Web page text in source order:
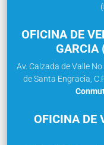
OFICINA DE
GARCIA
Av. Calzada de Valle
de Santa Engracia,
OFICINA DE